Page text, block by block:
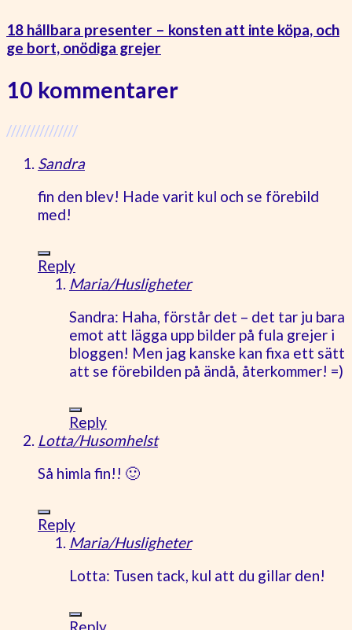
18 hållbara presenter – konsten att inte köpa, och
ge bort, onödiga grejer
10 kommentarer
///////////////
Sandra
fin den blev! Hade varit kul och se förebild
med!
Reply
Maria/Husligheter
Sandra: Haha, förstår det – det tar ju bara
emot att lägga upp bilder på fula grejer i
bloggen! Men jag kanske kan fixa ett sätt
att se förebilden på ändå, återkommer! =)
Reply
Lotta/Husomhelst
Så himla fin!! 🙂
Reply
Maria/Husligheter
Lotta: Tusen tack, kul att du gillar den!